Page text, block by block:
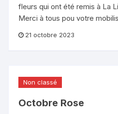
fleurs qui ont été remis à La
Merci à tous pou votre
21 octobre 2023
Non classé
Octobre Rose